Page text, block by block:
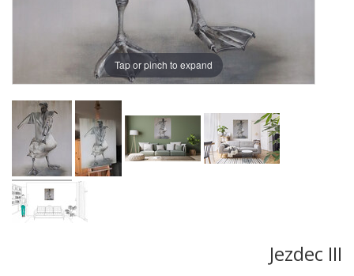
Tap or pinch to expand
Jezdec III